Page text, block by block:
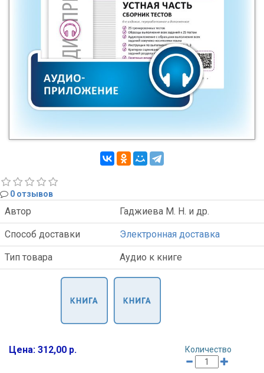
0 отзывов
Автор Гаджиева М. Н. и др.
Способ доставки Электронная доставка
Тип товара Аудио к книге
Цена: 312,00 р. Количество